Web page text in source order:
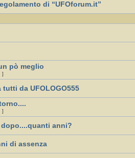
di “UFOforum.it”
pò meglio
]
da UFOLOGO555
]
dopo....quanti anni?
di assenza